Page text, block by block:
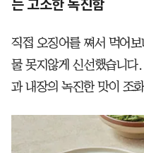
는 고소한 녹진함
직접 오징어를 쪄서 먹어
물 못지않게 신선했습니다
과 내장의 녹진한 맛이 조